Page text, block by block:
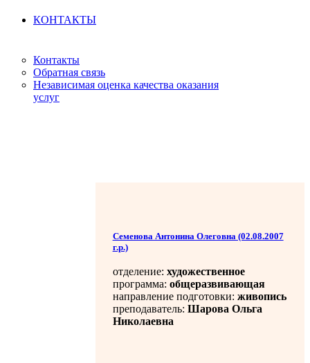
КОНТАКТЫ
Контакты
Обратная связь
Независимая оценка качества оказания
услуг
Семeнова Антонина Олеговна (02.08.2007
г.р.)
отделение: художественное
программа: общеразвивающая
направление подготовки: живопись
преподаватель: Шарова Ольга
Николаевна